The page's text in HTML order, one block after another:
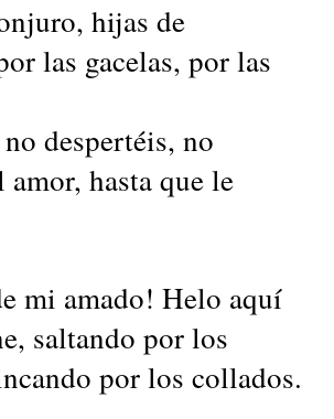
hijas de
las gacelas, por las
despertéis, no
amor, hasta que le
mi amado! Helo aquí
saltando por los
por los collados.